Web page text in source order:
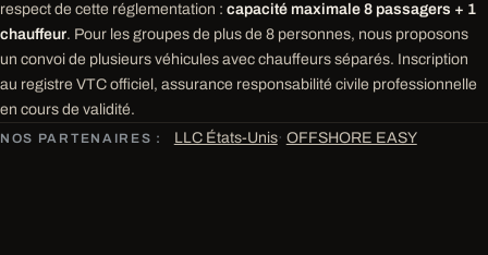
respect de cette réglementation : capacité maximale 8 passagers + 1
chauffeur. Pour les groupes de plus de 8 personnes, nous proposons
un convoi de plusieurs véhicules avec chauffeurs séparés. Inscription
au registre VTC officiel, assurance responsabilité civile professionnelle
en cours de validité.
NOS PARTENAIRES : LLC États-Unis· OFFSHORE EASY